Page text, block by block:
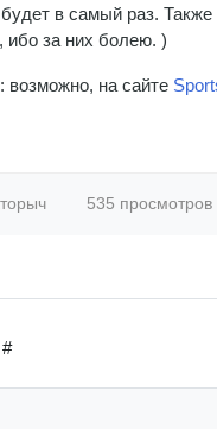
в самый раз.
ибо за них болею. )
возможно, на сайте
535 просмотров
#